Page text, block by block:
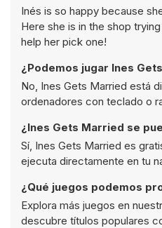
Inés is so happy because
Here she is in the shop
help her pick one!
¿Podemos jugar Ines
No, Ines Gets Married está
ordenadores con teclado o
¿Ines Gets Married se
Sí, Ines Gets Married es
ejecuta directamente en tu
¿Qué juegos podemos
Explora más juegos en
descubre títulos populares